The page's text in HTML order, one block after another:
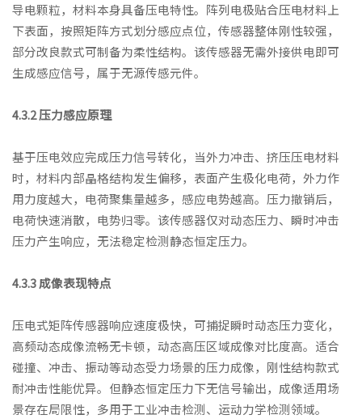
导电颗粒，材料本身具备压电特性。阵列电极贴合压电材料上
下表面，按照矩阵方式划分感应点位，传感器整体刚性较强，
部分改良款式可制备为柔性结构。该传感器无需外接供电即可
生成感应信号，属于无源传感元件。
4.3.2 压力感应原理
基于压电效应完成压力信号转化，当外力冲击、挤压压电材料
时，材料内部晶格结构发生偏移，表面产生极化电荷，外力作
用力度越大，电荷聚集量越多，感应电势越高。压力撤销后，
电荷快速消散，电势归零。该传感器仅对动态压力、瞬时冲击
压力产生响应，无法稳定检测静态恒定压力。
4.3.3 成像表现特点
压电式矩阵传感器响应速度极快，可捕捉瞬时动态压力变化，
高频动态成像流畅无卡顿，动态高压区域成像对比度高。适合
碰撞、冲击、振动等动态受力场景的压力成像，刚性结构款式
耐冲击性能优异。但静态恒定压力下无信号输出，成像适用场
景存在局限性，多用于工业冲击检测、运动力学检测领域。